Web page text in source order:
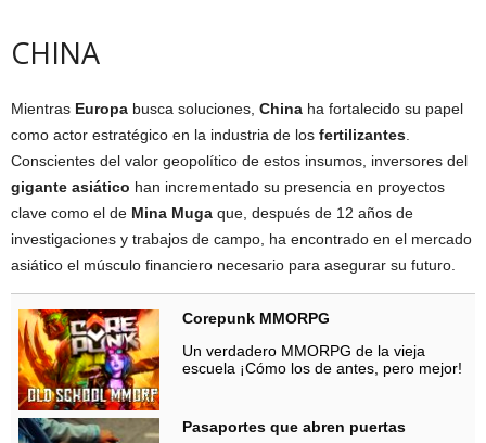
CHINA
Mientras Europa busca soluciones, China ha fortalecido su papel
como actor estratégico en la industria de los fertilizantes
Conscientes del valor geopolítico de estos insumos, inversores del
gigante asiático han incrementado su presencia en proyectos
clave como el de Mina Muga que, después de 12 años de
investigaciones y trabajos de campo, ha encontrado en el mercado
asiático el músculo financiero necesario para asegurar su futuro.
Corepunk MMORPG
Un verdadero MMORPG de la vieja
escuela ¡Cómo los de antes, pero mejor!
Pasaportes que abren puertas